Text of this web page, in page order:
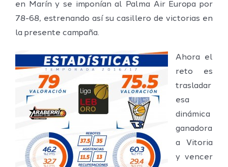
en Marín y se imponían al Palma Air Europa por
78-68, estrenando así su casillero de victorias en
la presente campaña.
Ahora el
reto es
trasladar
esa
dinámica
ganadora
a Vitoria
y vencer